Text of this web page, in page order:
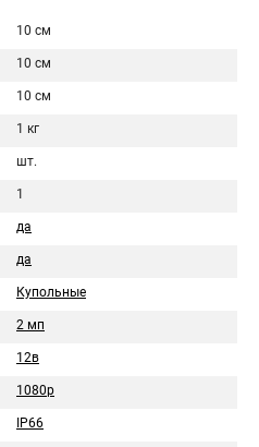
10 см
10 см
10 см
1 кг
шт.
1
да
да
Купольные
2 мп
12в
1080p
IP66